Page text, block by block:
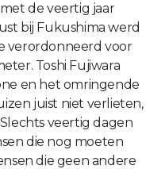
met de veertig jaar
bij Fukushima werd
verordonneerd voor
Toshi Fujiwara
en het omringende
juist niet verlieten,
veertig dagen
die nog moeten
die geen andere